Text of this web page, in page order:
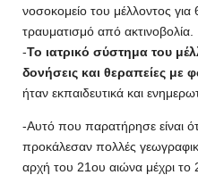
νοσοκομείο του μέλλοντος
τραυματισμό από ακτινοβολία.
-Το ιατρικό σύστημα του
δονήσεις και θεραπείες με
ήταν εκπαιδευτικά και
-Αυτό που παρατήρησε είναι
προκάλεσαν πολλές
αρχή του 21ου αιώνα μέχρι το